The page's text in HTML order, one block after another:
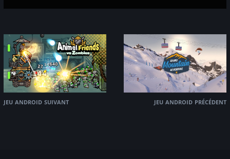
jeu android suivant jeu android précédent